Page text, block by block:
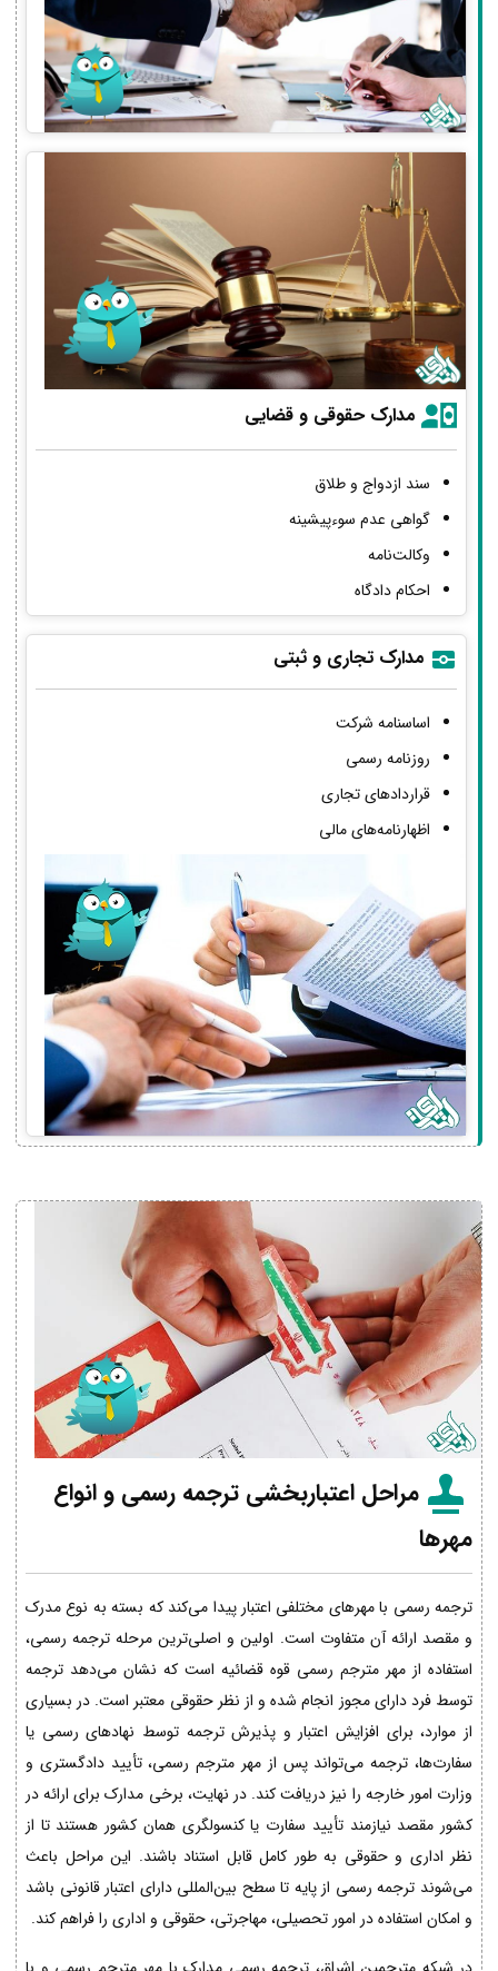
مدارک حقوقی و قضایی
سند ازدواج و طلاق
گواهی عدم سوءپیشینه
وکالت‌نامه
احکام دادگاه
مدارک تجاری و ثبتی
اساسنامه شرکت
روزنامه رسمی
قراردادهای تجاری
اظهارنامه‌های مالی
مراحل اعتباربخشی ترجمه رسمی و انواع
مهرها
ترجمه رسمی با مهرهای مختلفی اعتبار پیدا می‌کند که بسته به نوع مدرک
و مقصد ارائه آن متفاوت است. اولین و اصلی‌ترین مرحله ترجمه رسمی،
استفاده از مهر مترجم رسمی قوه قضائیه است که نشان می‌دهد ترجمه
توسط فرد دارای مجوز انجام شده و از نظر حقوقی معتبر است. در بسیاری
از موارد، برای افزایش اعتبار و پذیرش ترجمه توسط نهادهای رسمی یا
سفارت‌ها، ترجمه می‌تواند پس از مهر مترجم رسمی، تأیید دادگستری و
وزارت امور خارجه را نیز دریافت کند. در نهایت، برخی مدارک برای ارائه در
کشور مقصد نیازمند تأیید سفارت یا کنسولگری همان کشور هستند تا از
نظر اداری و حقوقی به طور کامل قابل استناد باشند. این مراحل باعث
می‌شوند ترجمه رسمی از پایه تا سطح بین‌المللی دارای اعتبار قانونی باشد
و امکان استفاده در امور تحصیلی، مهاجرتی، حقوقی و اداری را فراهم کند.